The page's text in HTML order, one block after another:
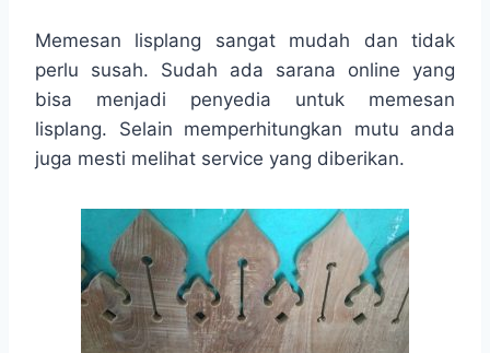
Memesan lisplang sangat mudah dan tidak
perlu susah. Sudah ada sarana online yang
bisa menjadi penyedia untuk memesan
lisplang. Selain memperhitungkan mutu anda
juga mesti melihat service yang diberikan.